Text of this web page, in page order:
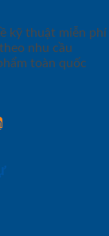
kỹ thuật miễn phí
nhu cầu
toàn quốc